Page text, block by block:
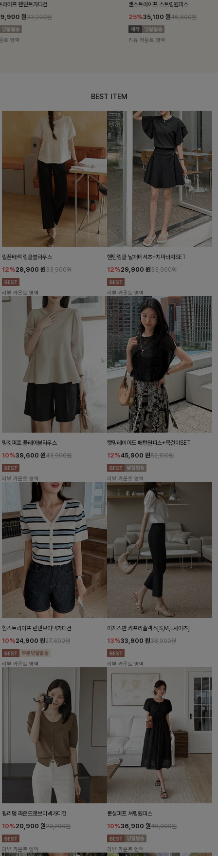
밴스트라이프 스트링원피스
25%
[5천장돌파/
10%
BEST ITEM
릴픈배색 링클블라우스
12%29,900 원33,900원
리뷰 카운트 영역
헨틴링클 날개티셔츠+치마바지SET
12%29,900 원33,900원
리뷰 카운트 영역
밍킷퍼프 플레어블라우스
10%39,600 원43,900원
리뷰 카운트 영역
캣밍레이어드 패턴원피스+목걸이SET
12%45,900 원52,100원
리뷰 카운트 영역
함스트라이프 린넨브이넥가디건
10%24,900 원27,600원
리뷰 카운트 영역
이지스판 카프리슬랙스[S,M,L사이즈]
13%33,900 원38,900원
리뷰 카운트 영역
윌리덤 라운드앤브이넥가디건
10%20,900 원23,200원
리뷰 카운트 영역
룬셀퍼프 셔링원피스
10%36,900 원40,900원
리뷰 카운트 영역